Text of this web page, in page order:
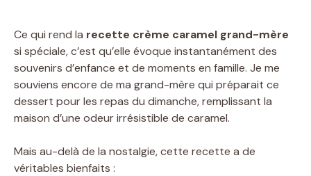
Ce qui rend la recette crème caramel grand-mère
si spéciale, c’est qu’elle évoque instantanément des
souvenirs d’enfance et de moments en famille. Je me
souviens encore de ma grand-mère qui préparait ce
dessert pour les repas du dimanche, remplissant la
maison d’une odeur irrésistible de caramel.
Mais au-delà de la nostalgie, cette recette a de
véritables bienfaits :